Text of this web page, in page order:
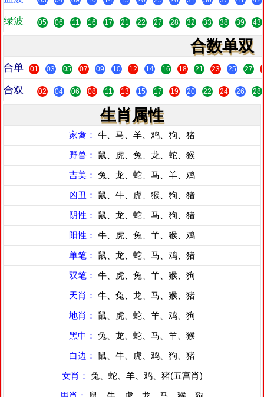
绿波 05 06 11 16 17 21 22 27 28 32 33 38 39 43
合数单双
合单 01 03 05 07 09 10 12 14 16 18 21 23 25 27
合双 02 04 06 08 11 13 15 17 19 20 22 24 26 28
生肖属性
家禽： 牛、马、羊、鸡、狗、猪
野兽： 鼠、虎、兔、龙、蛇、猴
吉美： 兔、龙、蛇、马、羊、鸡
凶丑： 鼠、牛、虎、猴、狗、猪
阴性： 鼠、龙、蛇、马、狗、猪
阳性： 牛、虎、兔、羊、猴、鸡
单笔： 鼠、龙、蛇、马、鸡、猪
双笔： 牛、虎、兔、羊、猴、狗
天肖： 牛、兔、龙、马、猴、猪
地肖： 鼠、虎、蛇、羊、鸡、狗
黑中： 兔、龙、蛇、马、羊、猴
白边： 鼠、牛、虎、鸡、狗、猪
女肖： 兔、蛇、羊、鸡、猪(五宫肖)